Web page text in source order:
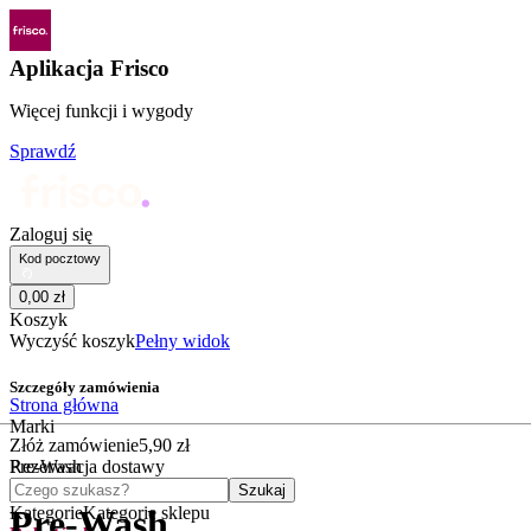
Aplikacja Frisco
Więcej funkcji i wygody
Sprawdź
Zaloguj się
Kod pocztowy
0,00 zł
Koszyk
Wyczyść koszykPełny widok
Szczegóły zamówienia
Złóż zamówienie5,90 zł
Rezerwacja dostawy
Czego szukasz?
Szukaj
KategorieKategorie sklepu
Strona główna
Marki
Pre-Wash